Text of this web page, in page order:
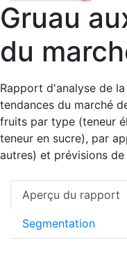
Gruau
du
Rapport d'analyse de
tendances du marché
fruits par type (teneur
teneur en sucre), par
autres) et prévisions
Aperçu du rapport
Segmentation